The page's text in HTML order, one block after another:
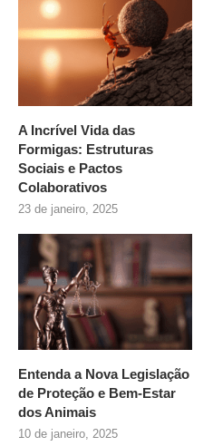
A Incrível Vida das
Formigas: Estruturas
Sociais e Pactos
Colaborativos
23 de janeiro, 2025
Entenda a Nova Legislação
de Proteção e Bem-Estar
dos Animais
10 de janeiro, 2025